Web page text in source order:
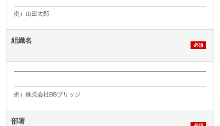
例）山田太郎
組織名
例）株式会社BBブリッジ
部署